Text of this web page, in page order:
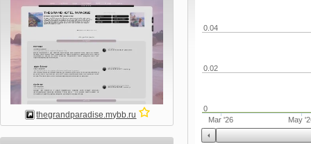
thegrandparadise.mybb.ru
Mar '26 May
0
0.02
0.04